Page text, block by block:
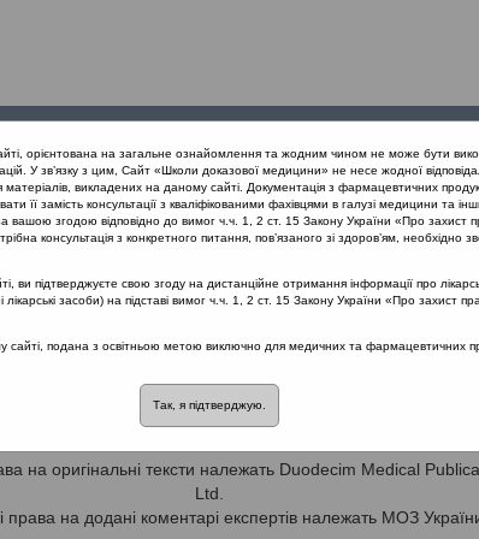
проекту
на засадах доказової медицини. Створені DUODECIM
та анкети
. GFR calculator.
на оригінальні тексти належать Duodecim Medical
Ltd.
права на додані коментарі експертів належать МОЗ
орієнтована на загальне ознайомлення та жодним чином не може бути
У зв’язку з цим, Сайт «Школи доказової медицини» не несе жодної
матеріалів, викладених на даному сайті. Документація з фармацевтичних
її замість консультації з кваліфікованими фахівцями в галузі медицини та
вашою згодою відповідно до вимог ч.ч. 1, 2 ст. 15 Закону України «Про захист
консультація з конкретного питання, пов’язаного зі здоров’ям, необхідно
ви підтверджуєте свою згоду на дистанційне отримання інформації про
засоби) на підставі вимог ч.ч. 1, 2 ст. 15 Закону України «Про захист
сайті, подана з освітньою метою виключно для медичних та фармацевтичних
Так, я підтверджую.